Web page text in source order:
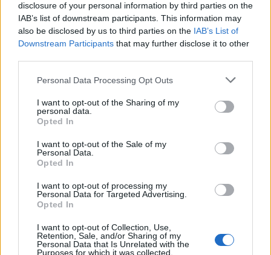
disclosure of your personal information by third parties on the
IAB’s list of downstream participants. This information may
also be disclosed by us to third parties on the IAB’s List of
Downstream Participants that may further disclose it to other
Personal Data Processing Opt Outs
I want to opt-out of the Sharing of my
personal data.
Opted In
I want to opt-out of the Sale of my
Personal Data.
Opted In
I want to opt-out of processing my
Personal Data for Targeted Advertising.
Opted In
I want to opt-out of Collection, Use,
Retention, Sale, and/or Sharing of my
Personal Data that Is Unrelated with the
Purposes for which it was collected.
НАЈЧИТАНИ ВО ПОСЛЕДНИ 7 ДЕНА
Ахмети кажа што го мачи:
ЗА ВОЕНИТЕ ЗЛОСТРОСТВА НА
УЧК...
ИСТОРИСКО ОБЕДИНУВАЊЕ НА
НАЦИОНАЛЕН СОЈУЗ
ТЕЖОК ДЕН И ЈАВНО
човекот појма нема од
ништо, освен за кеш
ПРЕДУПРЕДЕНИ СЕ: „Бугарија
ТЕМПЕРАТУРАТА ВО СРЕДА ЌЕ
БИДЕ ЗА НА ЛЕКАР, а потоа...